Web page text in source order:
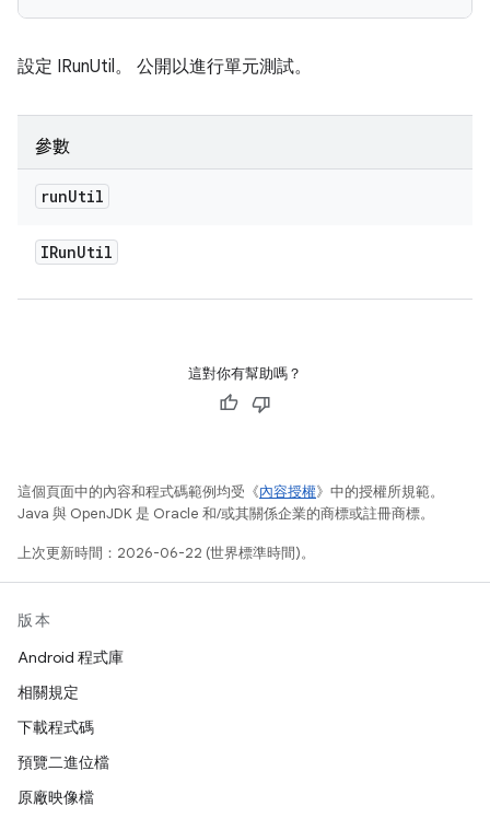
設定 IRunUtil。 公開以進行單元測試。
參數
runUtil
IRunUtil
這對你有幫助嗎？
這個頁面中的內容和程式碼範例均受《內容授權》中的授權所規範。
Java 與 OpenJDK 是 Oracle 和/或其關係企業的商標或註冊商標。
上次更新時間：2026-06-22 (世界標準時間)。
版本
Android 程式庫
相關規定
下載程式碼
預覽二進位檔
原廠映像檔